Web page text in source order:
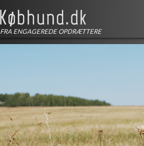
FRA ENGAGEREDE OPDRÆTTERE